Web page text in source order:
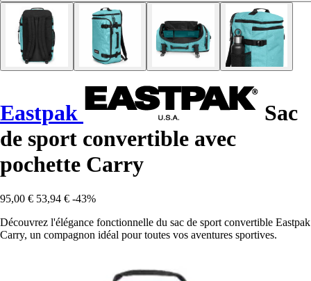
Eastpak
Sac
de sport convertible avec
pochette Carry
95,00 € 53,94 € -43%
Découvrez l'élégance fonctionnelle du sac de sport convertible Eastpak
Carry, un compagnon idéal pour toutes vos aventures sportives.